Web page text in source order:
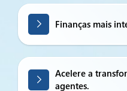
Finanças mais
Acelere a
agentes.